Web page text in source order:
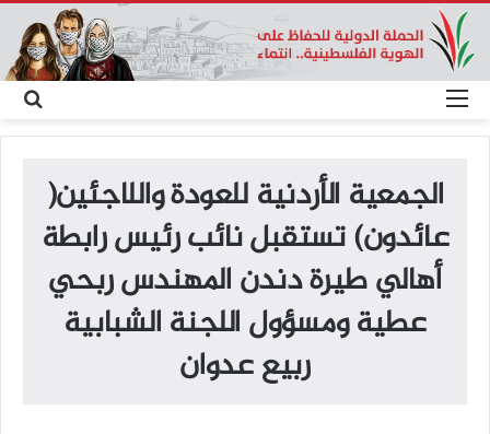
عن
القائمة
الجمعية الأردنية للعودة واللاجئين(
عائدون) تستقبل نائب رئيس رابطة
أهالي طيرة دندن المهندس ربحي
عطية ومسؤول اللجنة الشبابية
ربيع عدوان